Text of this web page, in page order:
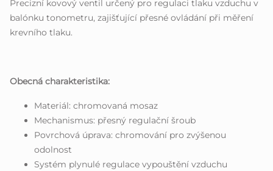
Precizní kovový ventil určený pro regulaci tlaku vzduchu v
balónku tonometru, zajišťující přesné ovládání při měření
krevního tlaku.
Obecná charakteristika:
Materiál: chromovaná mosaz
Mechanismus: přesný regulační šroub
Povrchová úprava: chromování pro zvýšenou
odolnost
Systém plynulé regulace vypouštění vzduchu